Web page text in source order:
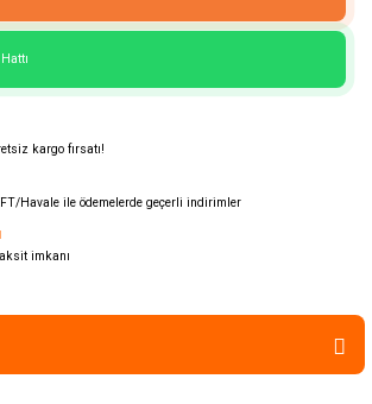
kargo fırsatı!
Havale ile ödemelerde geçerli indirimler
imkanı